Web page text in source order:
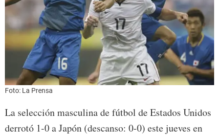
Foto: La Prensa
La selección masculina de fútbol de Estados Unidos
derrotó 1-0 a Japón (descanso: 0-0) este jueves en